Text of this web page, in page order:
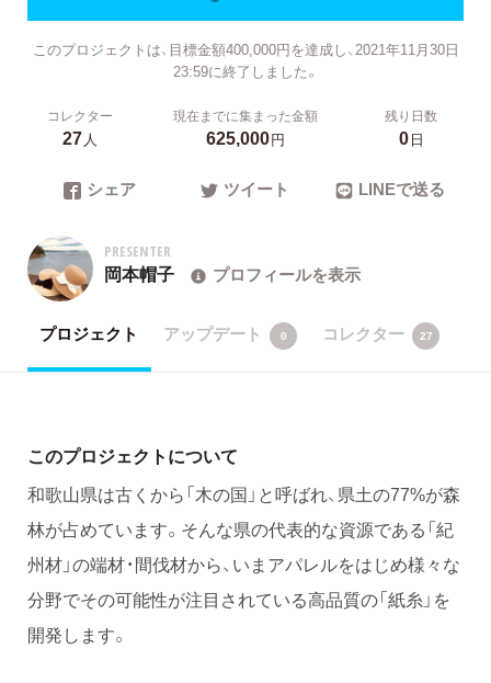
このプロジェクトは、目標金額400,000円を達成し、2021年11月30日
23:59に終了しました。
コレクター
27人
現在までに集まった金額
625,000円
残り日数
0日
シェア ツイート LINEで送る
PRESENTER
岡本帽子 プロフィールを表示
プロジェクト アップデート 0 コレクター 27
このプロジェクトについて
和歌山県は古くから「木の国」と呼ばれ、県土の77%が森
林が占めています。そんな県の代表的な資源である「紀
州材」の端材・間伐材から、いまアパレルをはじめ様々な
分野でその可能性が注目されている高品質の「紙糸」を
開発します。